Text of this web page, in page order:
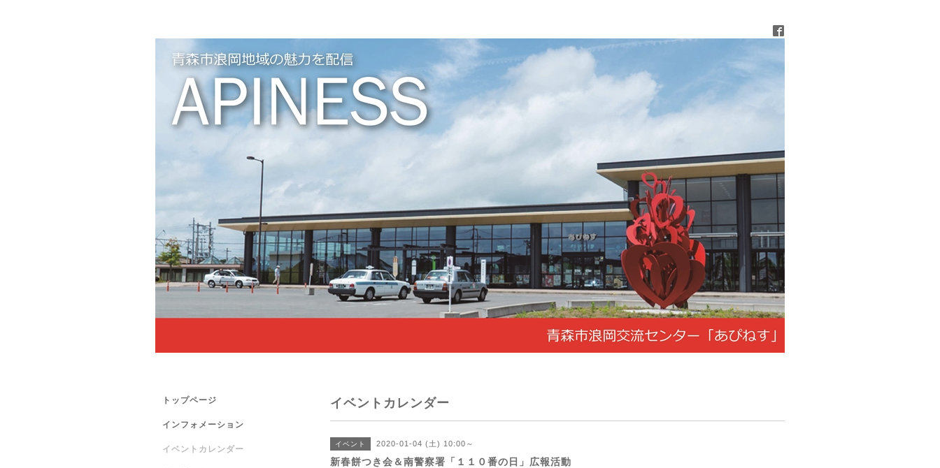
イベントカレンダー
イベント 2020-01-04 (土) 10:00～
新春餅つき会＆南警察署「１１０番の日」広報活動
トップページ
インフォメーション
イベントカレンダー